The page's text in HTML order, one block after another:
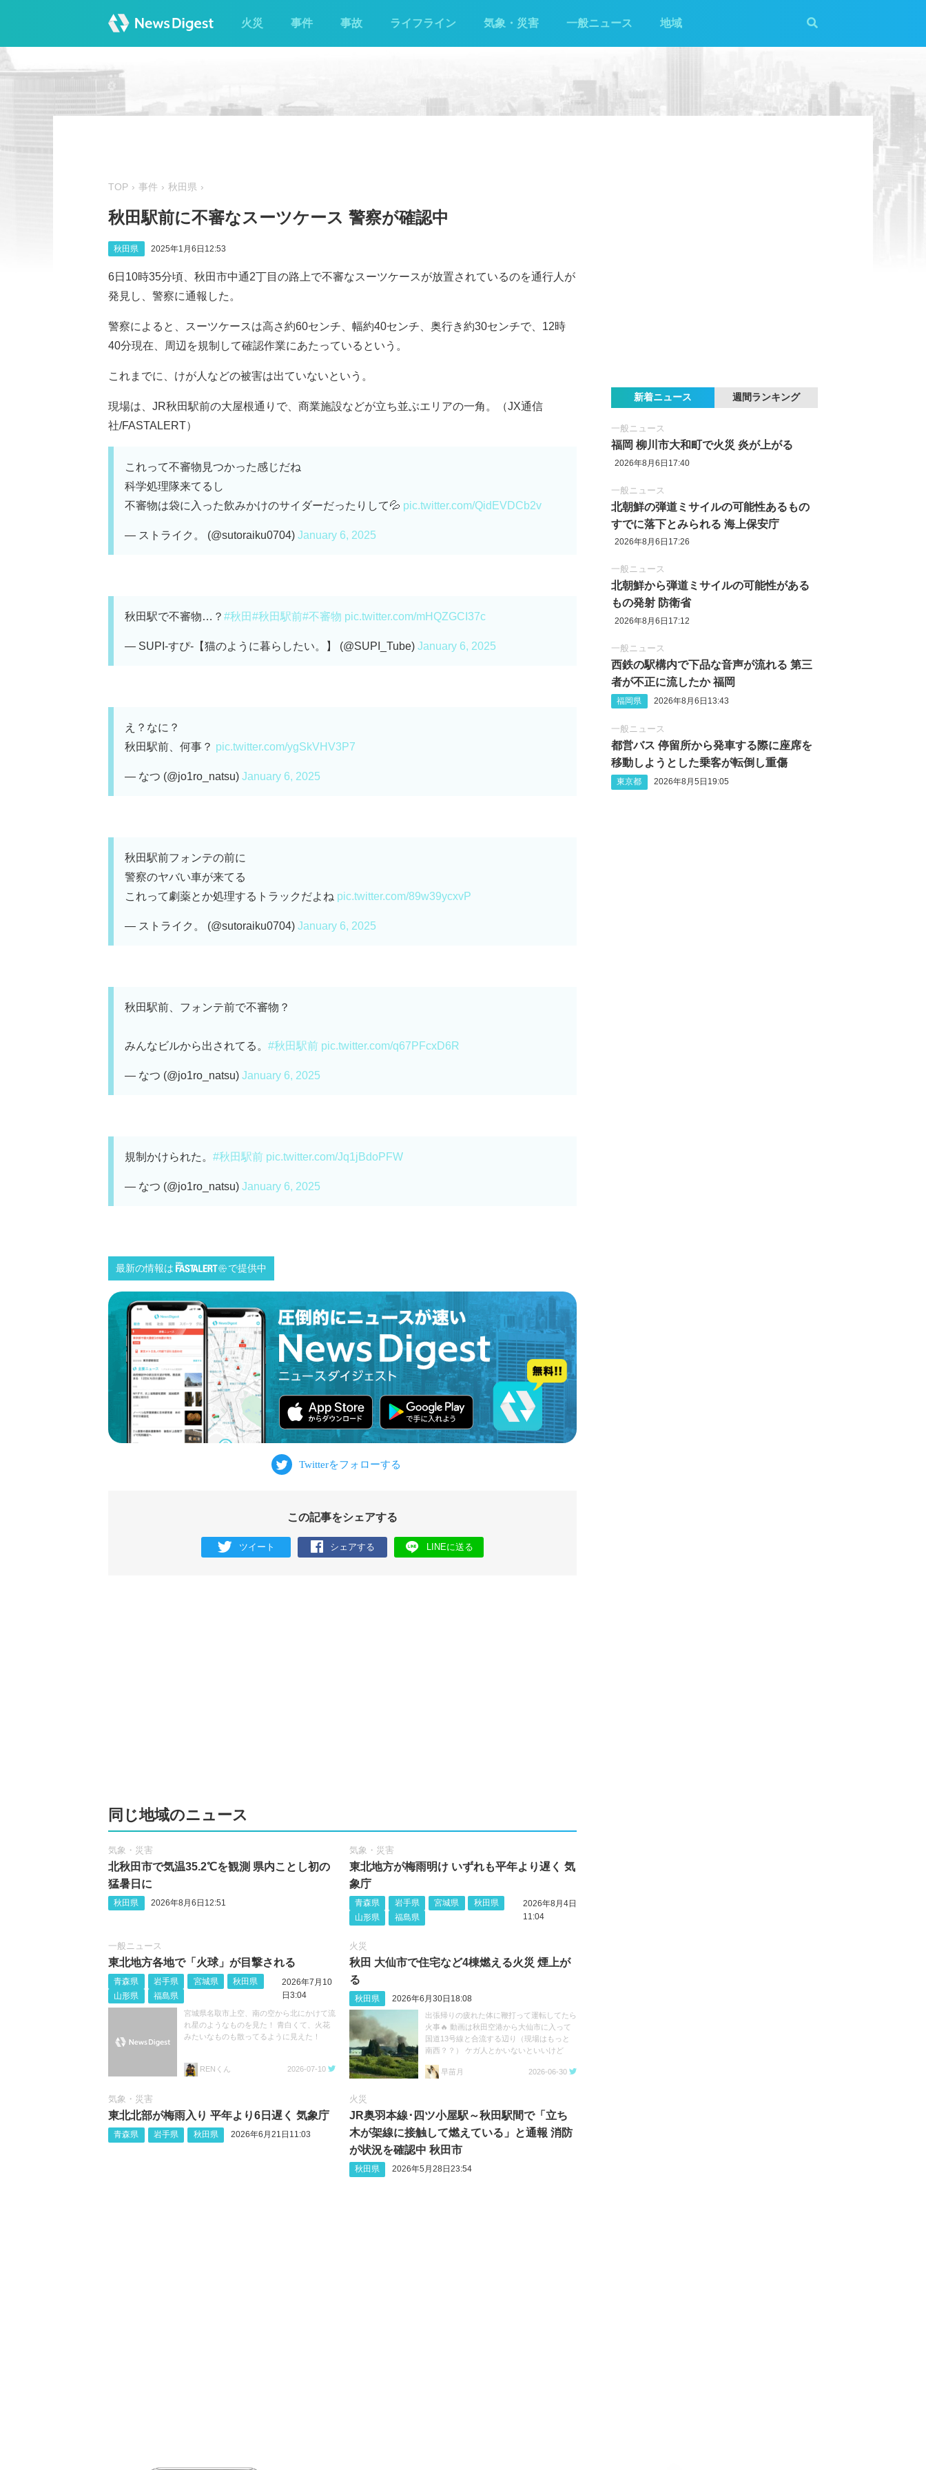
火災 事件 事故 ライフライン 気象・災害 一般ニュース 地域
TOP 事件 秋田県
秋田駅前に不審なスーツケース 警察が確認中
秋田県 2025年1月6日12:53
6日10時35分頃、秋田市中通2丁目の路上で不審なスーツケースが放置されているのを通行人が
発見し、警察に通報した。
警察によると、スーツケースは高さ約60センチ、幅約40センチ、奥行き約30センチで、12時
40分現在、周辺を規制して確認作業にあたっているという。
これまでに、けが人などの被害は出ていないという。
現場は、JR秋田駅前の大屋根通りで、商業施設などが立ち並ぶエリアの一角。（JX通信
社/FASTALERT）
これって不審物見つかった感じだね
科学処理隊来てるし
不審物は袋に入った飲みかけのサイダーだったりして💦 pic.twitter.com/QidEVDCb2v
— ストライク。 (@sutoraiku0704) January 6, 2025
秋田駅で不審物…？ #秋田#秋田駅前#不審物 pic.twitter.com/mHQZGCI37c
— SUPI-すぴ-【猫のように暮らしたい。】 (@SUPI_Tube) January 6, 2025
え？なに？
秋田駅前、何事？ pic.twitter.com/ygSkVHV3P7
— なつ (@jo1ro_natsu) January 6, 2025
秋田駅前フォンテの前に
警察のヤバい車が来てる
これって劇薬とか処理するトラックだよね pic.twitter.com/89w39ycxvP
— ストライク。 (@sutoraiku0704) January 6, 2025
秋田駅前、フォンテ前で不審物？
みんなビルから出されてる。 #秋田駅前 pic.twitter.com/q67PFcxD6R
— なつ (@jo1ro_natsu) January 6, 2025
規制かけられた。 #秋田駅前 pic.twitter.com/Jq1jBdoPFW
— なつ (@jo1ro_natsu) January 6, 2025
最新の情報は で提供中
この記事をシェアする
ツイート シェアする LINEに送る
同じ地域のニュース
気象・災害
北秋田市で気温35.2℃を観測 県内ことし初の
猛暑日に
秋田県 2026年8月6日12:51
気象・災害
東北地方が梅雨明け いずれも平年より遅く 気
象庁
青森県 岩手県 宮城県
秋田県
山形県
福島県
2026年8月4日
11:04
一般ニュース
東北地方各地で「火球」が目撃される
青森県 岩手県 宮城県
秋田県
山形県
福島県
2026年7月10
日3:04
宮城県名取市上空、南の空から北にかけて流
れ星のようなものを見た！ 青白くて、火花
みたいなものも散ってるように見えた！
RENくん 2026-07-10
火災
秋田 大仙市で住宅など4棟燃える火災 煙上が
る
秋田県 2026年6月30日18:08
出張帰りの疲れた体に鞭打って運転してたら
火事🔥 動画は秋田空港から大仙市に入って
国道13号線と合流する辺り（現場はもっと
南西？？） ケガ人とかいないといいけど
早苗月
2026-06-30
気象・災害
東北北部が梅雨入り 平年より6日遅く 気象庁
青森県 岩手県 秋田県 2026年6月21日11:03
火災
JR奥羽本線･四ツ小屋駅～秋田駅間で「立ち
木が架線に接触して燃えている」と通報 消防
が状況を確認中 秋田市
秋田県 2026年5月28日23:54
新着ニュース 週間ランキング
一般ニュース
福岡 柳川市大和町で火災 炎が上がる
2026年8月6日17:40
一般ニュース
北朝鮮の弾道ミサイルの可能性あるもの
すでに落下とみられる 海上保安庁
2026年8月6日17:26
一般ニュース
北朝鮮から弾道ミサイルの可能性がある
もの発射 防衛省
2026年8月6日17:12
一般ニュース
西鉄の駅構内で下品な音声が流れる 第三
者が不正に流したか 福岡
福岡県 2026年8月6日13:43
一般ニュース
都営バス 停留所から発車する際に座席を
移動しようとした乗客が転倒し重傷
東京都 2026年8月5日19:05